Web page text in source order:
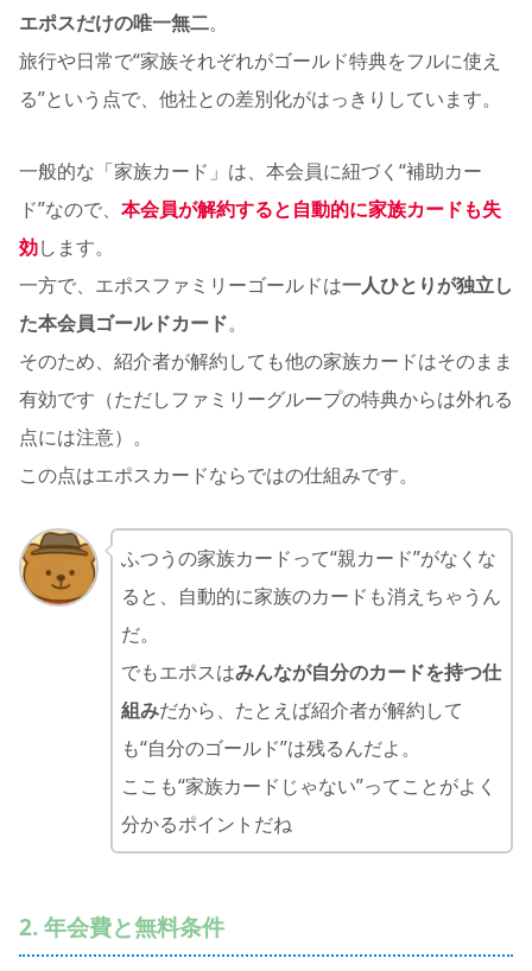
エポスだけの唯一無二。
旅行や日常で“家族それぞれがゴールド特典をフルに使え
る”という点で、他社との差別化がはっきりしています。
一般的な「家族カード」は、本会員に紐づく“補助カー
ド”なので、 本会員が解約すると自動的に家族カードも失
効します。
一方で、エポスファミリーゴールドは一人ひとりが独立し
た本会員ゴールドカード。
そのため、紹介者が解約しても他の家族カードはそのまま
有効です（ただしファミリーグループの特典からは外れる
点には注意）。
この点はエポスカードならではの仕組みです。
ふつうの家族カードって“親カード”がなくな
ると、自動的に家族のカードも消えちゃうん
だ。
でもエポスはみんなが自分のカードを持つ仕
組みだから、たとえば紹介者が解約して
も“自分のゴールド”は残るんだよ。
ここも“家族カードじゃない”ってことがよく
分かるポイントだね
2. 年会費と無料条件